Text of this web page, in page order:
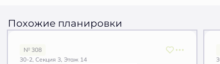
Похожие планировки
№ 308
30-2, Секция 3, Этаж 14